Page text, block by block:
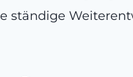
ständige